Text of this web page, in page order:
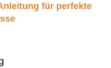
für perfekte